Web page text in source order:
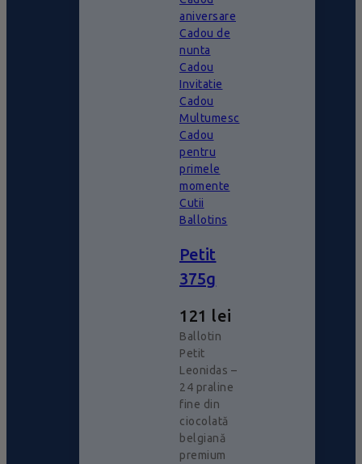
aniversare
Cadou de
nunta
Cadou
Invitatie
Cadou
Multumesc
Cadou
pentru
primele
momente
Cutii
Ballotins
Petit
375g
121 lei
Ballotin
Petit
Leonidas –
24 praline
fine din
ciocolată
belgiană
premium